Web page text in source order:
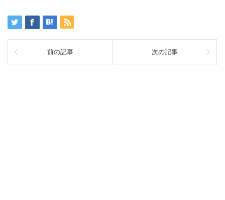
前の記事 次の記事